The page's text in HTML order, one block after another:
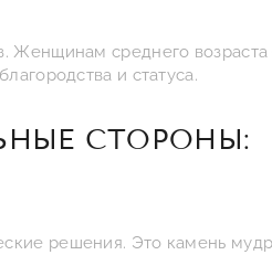
среднего
и статуса.
СТОРОНЫ:
решения. Это камень